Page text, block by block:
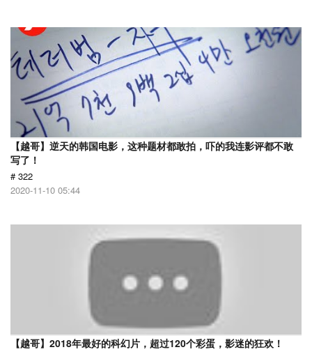
【越哥】逆天的韩国电影，这种题材都敢拍，吓的我连影评都不敢
写了！
# 322
2020-11-10 05:44
【越哥】2018年最好的科幻片，超过120个彩蛋，影迷的狂欢！